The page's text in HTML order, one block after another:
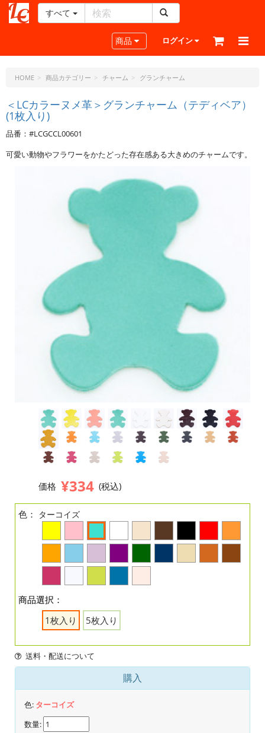
ー
ラ
ト・
ド
ッ
ト・
ジ
すべて
Toggle navigation
商品 ログイン
HOME 商品カテゴリー チャーム グランチャーム
＜LCカラーヌメ革＞グランチャーム（テディベア）
(1枚入り)
品番：#LCGCCL00601
可愛い動物やフラワーをかたどった存在感ある大きめのチャームです。
価格 ¥334 (税込)
色： ターコイズ
商品選択：
1枚入り
5枚入り
送料・配送について
購入
色: ターコイズ
数量: